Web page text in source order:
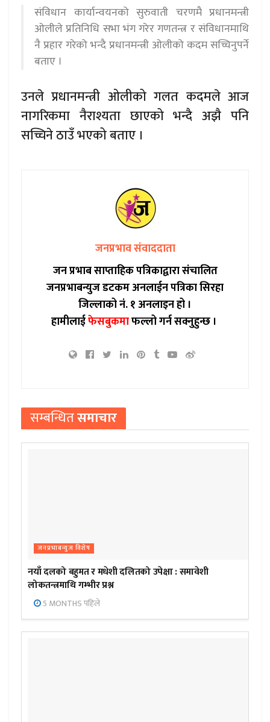
संविधान कार्यान्वयनको सुरुवाती चरणमै प्रधानमन्त्री
ओलीले प्रतिनिधि सभा भंग गरेर गणतन्त्र र संविधानमाथि
नै प्रहार गरेको भन्दै प्रधानमन्त्री ओलीको कदम सच्चिनुपर्ने
बताए ।
उनले प्रधानमन्त्री ओलीको गलत कदमले आज
नागरिकमा नैराश्यता छाएको भन्दै अझै पनि
सच्चिने ठाउँ भएको बताए ।
जनप्रभाव संवाददाता
जन प्रभाब साप्ताहिक पत्रिकाद्वारा संचालित
जनप्रभाबन्युज डटकम अनलाईन पत्रिका सिरहा
जिल्लाको नं. १ अनलाइन हो ।
हामीलाईफेसबुकमाफल्लो गर्न सक्नुहुन्छ ।
सम्बन्धितसमाचार
जनप्रभाबन्युज विशेष
नयाँ दलको बहुमत र मधेशी दलितको उपेक्षा : समावेशी
लोकतन्त्रमाथि गम्भीर प्रश्न
5 MONTHS पहिले